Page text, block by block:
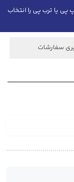
یا ترب پی را انتخاب
سفارشات